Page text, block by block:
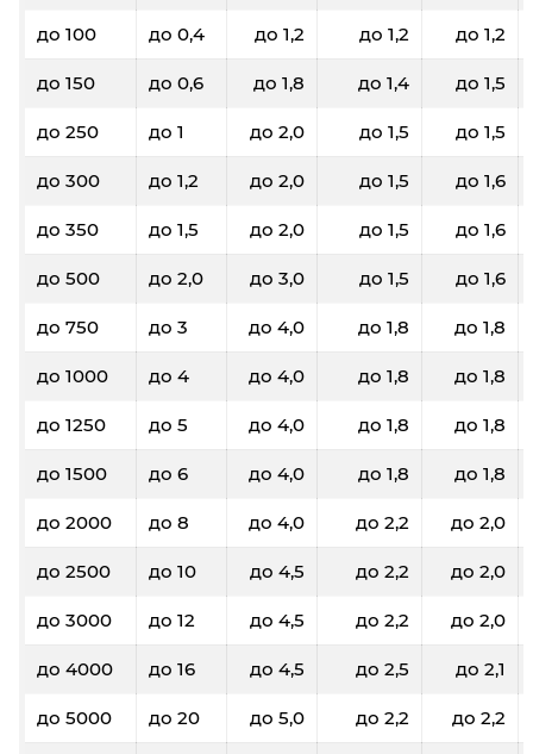
до 100 до 0,4 до 1,2 до 1,2 до 1,2
до 150 до 0,6 до 1,8 до 1,4 до 1,5
до 250 до 1 до 2,0 до 1,5 до 1,5
до 300 до 1,2 до 2,0 до 1,5 до 1,6
до 350 до 1,5 до 2,0 до 1,5 до 1,6
до 500 до 2,0 до 3,0 до 1,5 до 1,6
до 750 до 3 до 4,0 до 1,8 до 1,8
до 1000 до 4 до 4,0 до 1,8 до 1,8
до 1250 до 5 до 4,0 до 1,8 до 1,8
до 1500 до 6 до 4,0 до 1,8 до 1,8
до 2000 до 8 до 4,0 до 2,2 до 2,0
до 2500 до 10 до 4,5 до 2,2 до 2,0
до 3000 до 12 до 4,5 до 2,2 до 2,0
до 4000 до 16 до 4,5 до 2,5 до 2,1
до 5000 до 20 до 5,0 до 2,2 до 2,2